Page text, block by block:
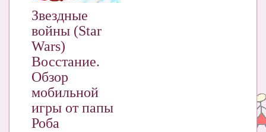
КНИГИ
Рекомендовано
Сказки
ПСИХОЛОГИЯ
МОДА И КРАСОТА
Звездные
войны (Star
Wars)
Восстание.
Обзор
мобильной
игры от папы
Роба